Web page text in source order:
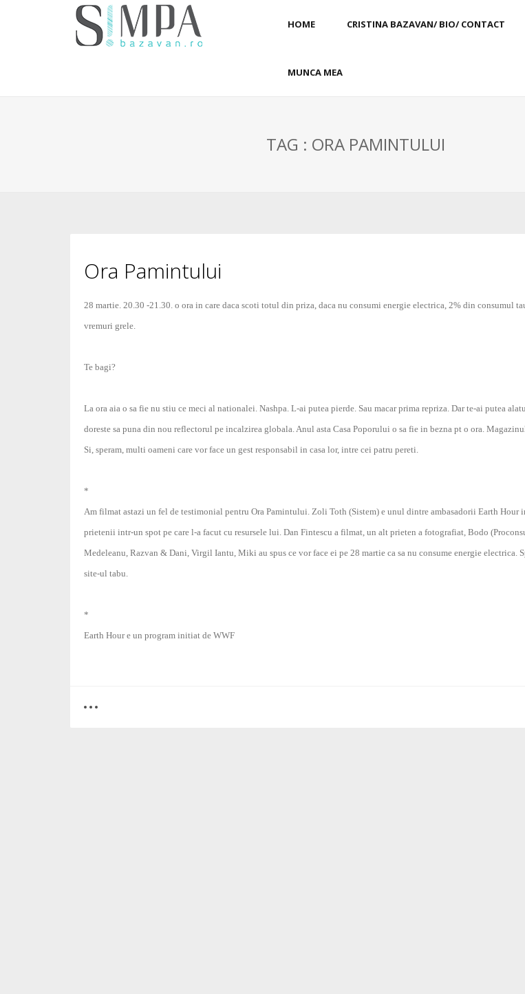
HOME CRISTINA BAZAVAN/ BIO/ CONTACT
MUNCA MEA
TAG : ORA PAMINTULUI
Ora Pamintului
28 martie. 20.30 -21.30. o ora in care daca scoti totul din priza, daca nu consumi energie electrica, 2% din consumul
vremuri grele.
Te bagi?
La ora aia o sa fie nu stiu ce meci al nationalei. Nashpa. L-ai putea pierde. Sau macar prima repriza. Dar te-ai putea
doreste sa puna din nou reflectorul pe incalzirea globala. Anul asta Casa Poporului o sa fie in bezna pt o ora.
Si, speram, multi oameni care vor face un gest responsabil in casa lor, intre cei patru pereti.
*
Am filmat astazi un fel de testimonial pentru Ora Pamintului. Zoli Toth (Sistem) e unul dintre ambasadorii Earth Hour
prietenii intr-un spot pe care l-a facut cu resursele lui. Dan Fintescu a filmat, un alt prieten a fotografiat, Bodo
Medeleanu, Razvan & Dani, Virgil Iantu, Miki au spus ce vor face ei pe 28 martie ca sa nu consume energie electrica.
site-ul tabu.
*
Earth Hour e un program initiat de WWF